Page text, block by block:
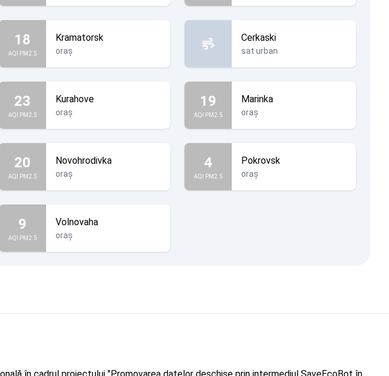
18
AQI PM2.5
Kramatorsk
oraș
Cerkaski
sat urban
23
AQI PM2.5
Kurahove
oraș
19
AQI PM2.5
Marinka
oraș
20
AQI PM2.5
Novohrodivka
oraș
4
AQI PM2.5
Pokrovsk
oraș
9
AQI PM2.5
Volnovaha
oraș